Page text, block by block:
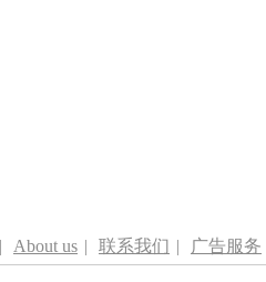
| About us | 联系我们 | 广告服务